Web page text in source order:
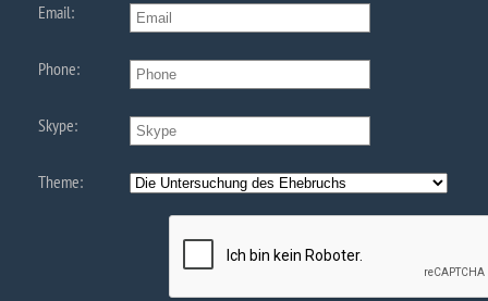
Email:
Phone:
Skype:
Theme: